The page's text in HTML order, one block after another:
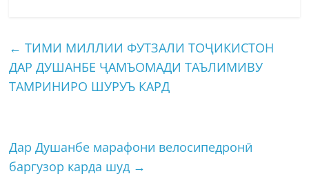
← ТИМИ МИЛЛИИ ФУТЗАЛИ ТОҶИКИСТОН
ДАР ДУШАНБЕ ҶАМЪОМАДИ ТАЪЛИМИВУ
ТАМРИНИРО ШУРУЪ КАРД
Дар Душанбе марафони велосипедронӣ
баргузор карда шуд →